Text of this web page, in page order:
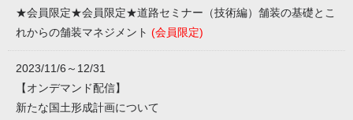
★会員限定★会員限定★道路セミナー（技術編）舗装の基礎とこ
れからの舗装マネジメント (会員限定)
2023/11/6～12/31
【オンデマンド配信】
新たな国土形成計画について